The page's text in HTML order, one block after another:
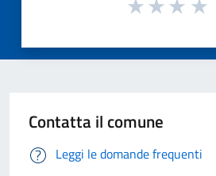
Contatta il comune
Leggi le domande frequenti